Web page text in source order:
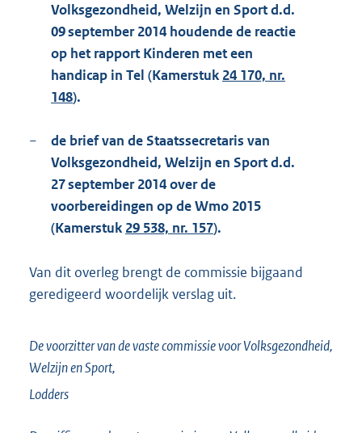
Volksgezondheid, Welzijn en Sport d.d.
09 september 2014 houdende de reactie
op het rapport Kinderen met een
handicap in Tel (Kamerstuk 24 170, nr.
148).
−
de brief van de Staatssecretaris van
Volksgezondheid, Welzijn en Sport d.d.
27 september 2014 over de
voorbereidingen op de Wmo 2015
(Kamerstuk 29 538, nr. 157).
Van dit overleg brengt de commissie bijgaand
geredigeerd woordelijk verslag uit.
De voorzitter van de vaste commissie voor Volksgezondheid,
Welzijn en Sport,
Lodders